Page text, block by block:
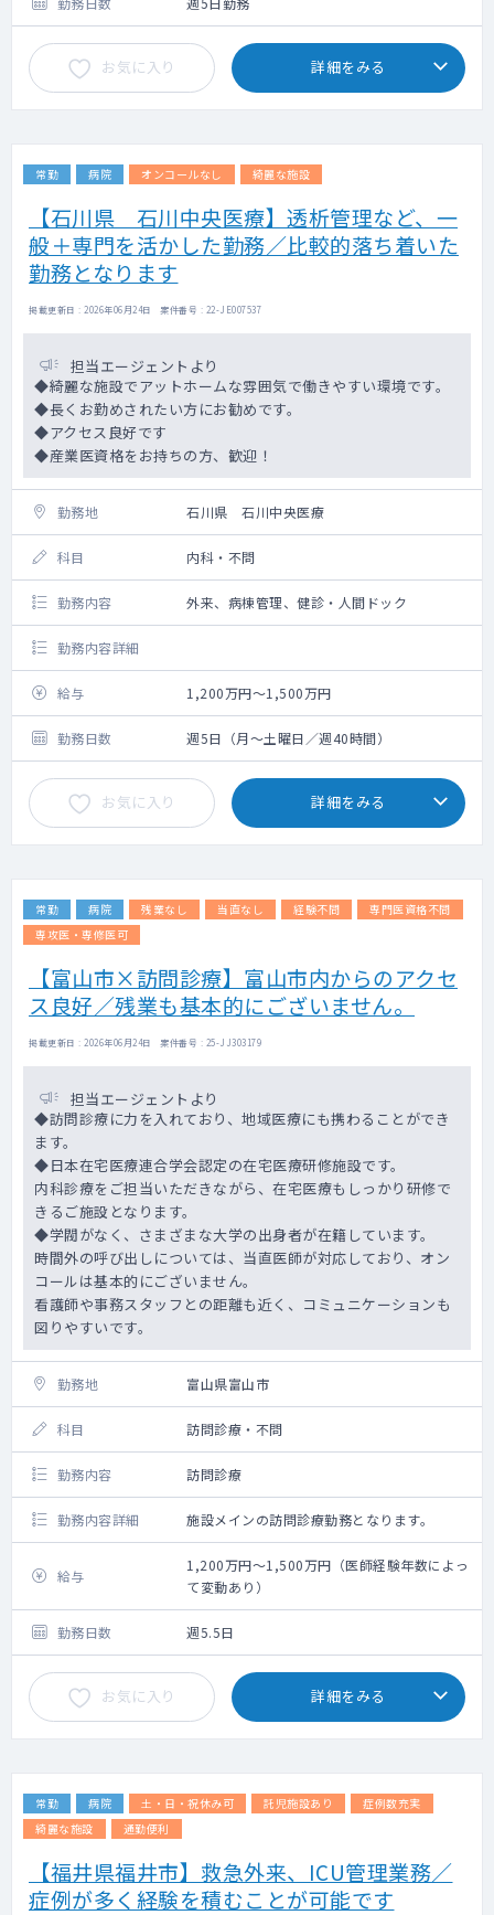
お気に入り 詳細をみる
常勤 病院 オンコールなし 綺麗な施設
【石川県 石川中央医療】透析管理など、一
般＋専門を活かした勤務／比較的落ち着いた
勤務となります
掲載更新日 : 2026年06月24日 案件番号 : 22-JE007537
担当エージェントより
◆綺麗な施設でアットホームな雰囲気で働きやすい環境です。
◆長くお勤めされたい方にお勧めです。
◆アクセス良好です
◆産業医資格をお持ちの方、歓迎！
勤務地 石川県 石川中央医療
科目 内科・不問
勤務内容 外来、病棟管理、健診・人間ドック
勤務内容詳細
給与 1,200万円～1,500万円
勤務日数 週5日（月～土曜日／週40時間）
お気に入り 詳細をみる
常勤 病院 残業なし 当直なし 経験不問
専門医資格不問
専攻医・専修医可
【富山市×訪問診療】富山市内からのアクセ
ス良好／残業も基本的にございません。
掲載更新日 : 2026年06月24日 案件番号 : 25-JJ303179
担当エージェントより
◆訪問診療に力を入れており、地域医療にも携わることができ
ます。
◆日本在宅医療連合学会認定の在宅医療研修施設です。
内科診療をご担当いただきながら、在宅医療もしっかり研修で
きるご施設となります。
◆学閥がなく、さまざまな大学の出身者が在籍しています。
時間外の呼び出しについては、当直医師が対応しており、オン
コールは基本的にございません。
看護師や事務スタッフとの距離も近く、コミュニケーションも
図りやすいです。
勤務地 富山県富山市
科目 訪問診療・不問
勤務内容 訪問診療
勤務内容詳細 施設メインの訪問診療勤務となります。
給与
1,200万円～1,500万円（医師経験年数によっ
て変動あり）
勤務日数 週5.5日
お気に入り 詳細をみる
常勤 病院 土・日・祝休み可 託児施設あり
症例数充実
綺麗な施設
通勤便利
【福井県福井市】救急外来、ICU管理業務／
症例が多く経験を積むことが可能です